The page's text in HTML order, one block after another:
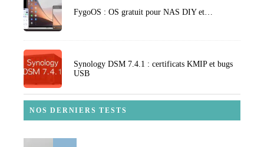
FygoOS : OS gratuit pour NAS DIY et…
Synology DSM 7.4.1 : certificats KMIP et bugs
USB
NOS DERNIERS TESTS